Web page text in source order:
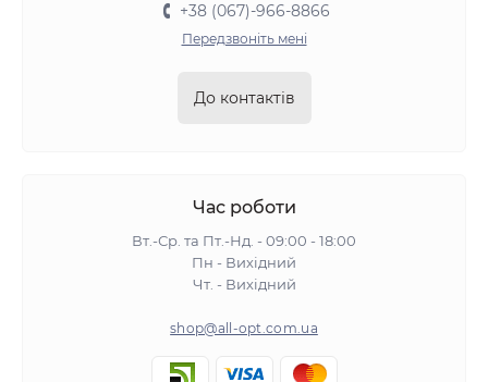
+38 (067)-966-8866
Передзвоніть мені
До контактів
Час роботи
Вт.-Ср. та Пт.-Нд. - 09:00 - 18:00
Пн - Вихідний
Чт. - Вихідний
shop@all-opt.com.ua